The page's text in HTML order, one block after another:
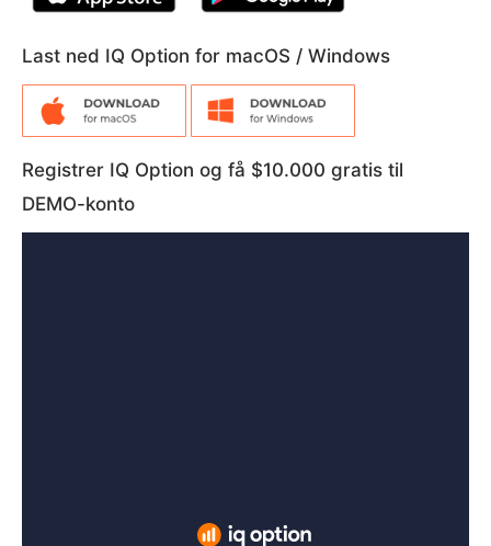
Last ned IQ Option for macOS / Windows
Registrer IQ Option og få $10.000 gratis til
DEMO-konto